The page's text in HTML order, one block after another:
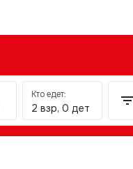
Кто едет:
2 взр, 0 дет